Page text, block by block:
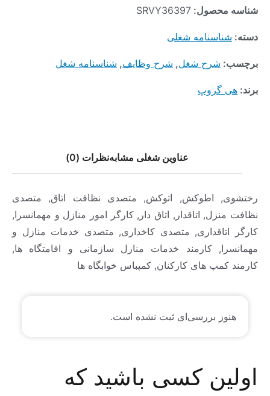
شناسه محصول: SRVY36397
دسته: شناسنامه شغلی
برچسب: شرح شغل, شرح وظایف, شناسنامه شغل
برند: هی گروپ
عناوین شغلی مشابهنظرات (0)
رختشوی, اطوکش, اتوکش, متصدی نظافت اتاق, متصدی
نظافت منزل, اتاقدار, اتاق دار, کارگر امور منازل و مهمانسرا,
کارگر اتاقداری, متصدی کاخداری, متصدی خدمات منازل و
مهمانسرا, کارمند خدمات منازل سازمانی و اقامتگاه ها,
کارمند کمپ های کارکنان, کمپباس خوابگاه ها
هنوز بررسی‌ای ثبت نشده است.
اولین کسی باشید که